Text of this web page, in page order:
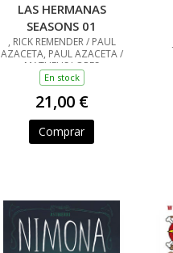
LAS HERMANAS
SEASONS 01
, RICK REMENDER / PAUL
AZACETA, PAUL AZACETA /
MATHEUS LOPES
En stock
21,00 €
Comprar